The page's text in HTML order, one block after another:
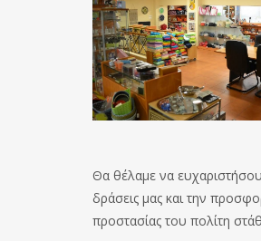
Θα θέλαμε να
δράσεις μας και την
προστασίας του πολίτη